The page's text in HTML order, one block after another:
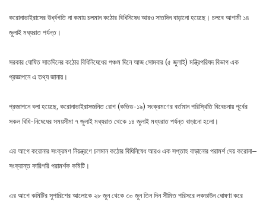
করোনাভাইরাসের উর্ধ্বগতি না কমায় চলমান কঠোর বিধিনিষেধ আরও সাতদিন বাড়ানো হয়েছে। চলবে আগামী ১৪
জুলাই মধ্যরাত পর্যন্ত।
সরকার ঘোষিত সাতদিনের কঠোর বিধিনিষেধের পঞ্চম দিনে আজ সোমবার (৫ জুলাই) মন্ত্রিপরিষদ বিভাগ এক
প্রজ্ঞাপনে এ তথ্য জানায়।
প্রজ্ঞাপনে বলা হয়েছে, করোনাভাইরাসজনিত রোগ (কভিড-১৯) সংক্রমণের বর্তমান পরিস্থিতি বিবেচনায় পূর্বের
সকল বিধি-নিষেধের সময়সীমা ৭ জুলাই মধ্যরাত থেকে ১৪ জুলাই মধ্যরাত পর্যন্ত বাড়ানো হলো।
এর আগে করোনার সংক্রমণ নিয়ন্ত্রণে চলমান কঠোর বিধিনিষেধ আরও এক সপ্তাহ বাড়ানোর পরামর্শ দেয় করোনা–
সংক্রান্ত কারিগরি পরামর্শক কমিটি।
এর আগে কমিটির সুপারিশের আলোকে ২৮ জুন থেকে ৩০ জুন তিন দিন সীমিত পরিসরে লকডাউন ঘোষণা করে